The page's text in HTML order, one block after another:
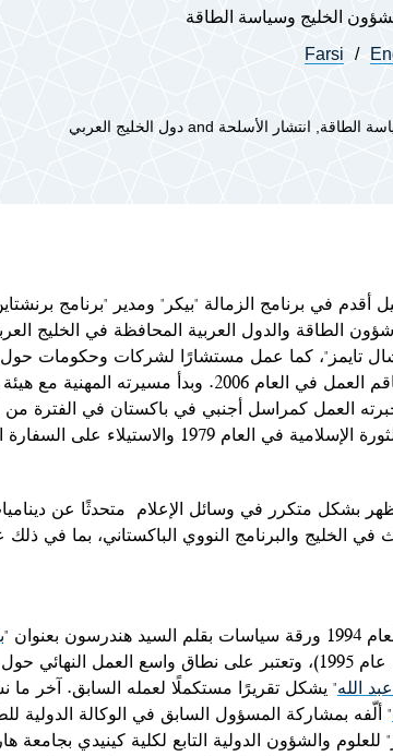
الخليج وسياسة الطاقة
Farsi
الطاقة انتشار الأسلحة دول الخليج العربي
في برنامج الزمالة "بيكر" ومدير "برنامج
الطاقة والدول العربية المحافظة في الخليج
تايمز"، كما عمل مستشارًا لشركات وحكومات
العام 1999 وانضم إلى طاقم العمل في العام
1979 والاستيلاء على السفارة الأمريكية.
بشكل متكرر في وسائل الإعلام متحدثًا عن
الخليج والبرنامج النووي الباكستاني، بما في
"
" (الطبعة الثانية، عام 1995)، وتعتبر على نطاق واسع
الله" يشكل تقريرًا مستكملًا لعمله السابق. آخر
" ألّفه بمشاركة المسؤول السابق في الوكالة الدولية
للعلوم والشؤون الدولية التابع لكلية كينيدي